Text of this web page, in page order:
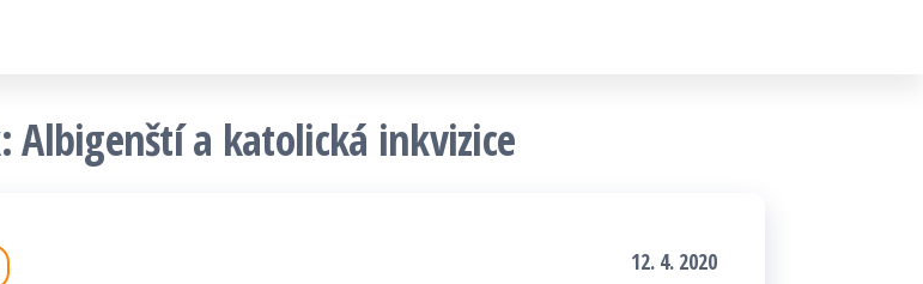
Albigenští a katolická inkvizice
12. 4. 2020